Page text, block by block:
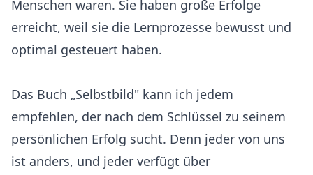
Menschen waren. Sie haben große Erfolge
erreicht, weil sie die Lernprozesse bewusst und
optimal gesteuert haben.
Das Buch „Selbstbild" kann ich jedem
empfehlen, der nach dem Schlüssel zu seinem
persönlichen Erfolg sucht. Denn jeder von uns
ist anders, und jeder verfügt über